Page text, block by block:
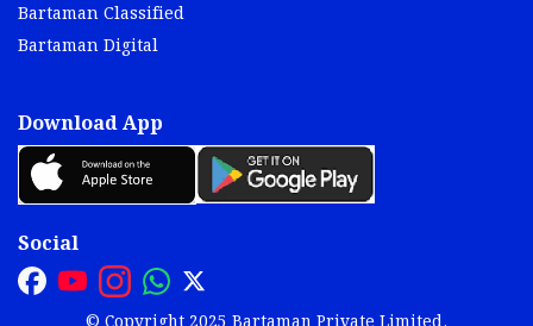
Bartaman Classified
Bartaman Digital
Download App
Social